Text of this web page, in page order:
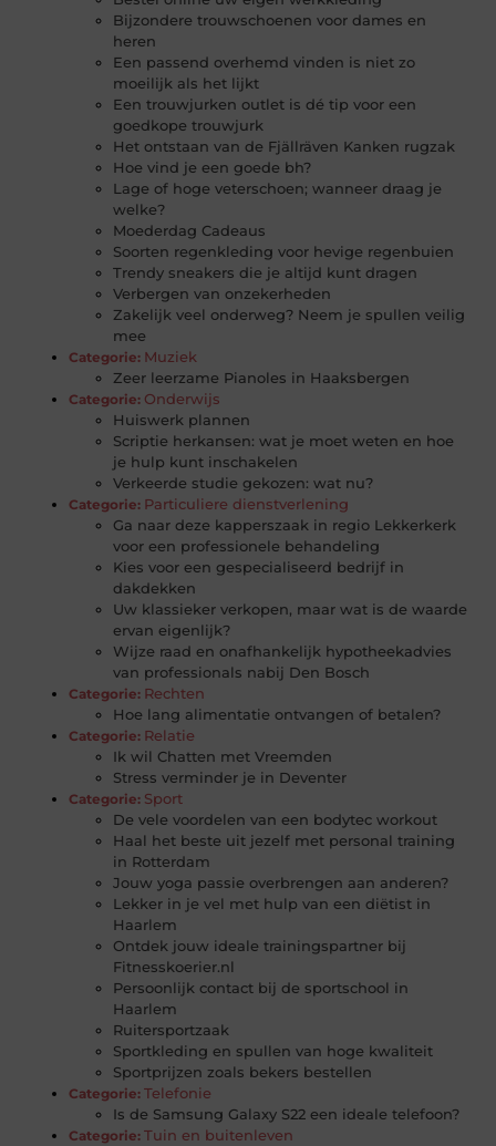
Bijzondere trouwschoenen voor dames en
heren
Een passend overhemd vinden is niet zo
moeilijk als het lijkt
Een trouwjurken outlet is dé tip voor een
goedkope trouwjurk
Het ontstaan van de Fjällräven Kanken rugzak
Hoe vind je een goede bh?
Lage of hoge veterschoen; wanneer draag je
welke?
Moederdag Cadeaus
Soorten regenkleding voor hevige regenbuien
Trendy sneakers die je altijd kunt dragen
Verbergen van onzekerheden
Zakelijk veel onderweg? Neem je spullen veilig
mee
Categorie: Muziek
Zeer leerzame Pianoles in Haaksbergen
Categorie: Onderwijs
Huiswerk plannen
Scriptie herkansen: wat je moet weten en hoe
je hulp kunt inschakelen
Verkeerde studie gekozen: wat nu?
Categorie: Particuliere dienstverlening
Ga naar deze kapperszaak in regio Lekkerkerk
voor een professionele behandeling
Kies voor een gespecialiseerd bedrijf in
dakdekken
Uw klassieker verkopen, maar wat is de waarde
ervan eigenlijk?
Wijze raad en onafhankelijk hypotheekadvies
van professionals nabij Den Bosch
Categorie: Rechten
Hoe lang alimentatie ontvangen of betalen?
Categorie: Relatie
Ik wil Chatten met Vreemden
Stress verminder je in Deventer
Categorie: Sport
De vele voordelen van een bodytec workout
Haal het beste uit jezelf met personal training
in Rotterdam
Jouw yoga passie overbrengen aan anderen?
Lekker in je vel met hulp van een diëtist in
Haarlem
Ontdek jouw ideale trainingspartner bij
Fitnesskoerier.nl
Persoonlijk contact bij de sportschool in
Haarlem
Ruitersportzaak
Sportkleding en spullen van hoge kwaliteit
Sportprijzen zoals bekers bestellen
Categorie: Telefonie
Is de Samsung Galaxy S22 een ideale telefoon?
Categorie: Tuin en buitenleven